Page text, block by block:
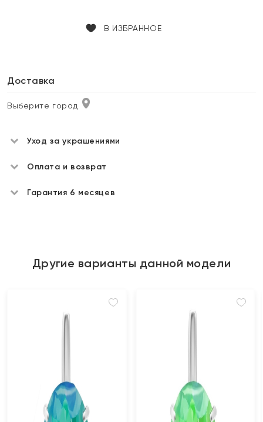
В ИЗБРАННОЕ
Доставка
Выберите город
Уход за украшениями
Оплата и возврат
Гарантия 6 месяцев
Другие варианты данной модели